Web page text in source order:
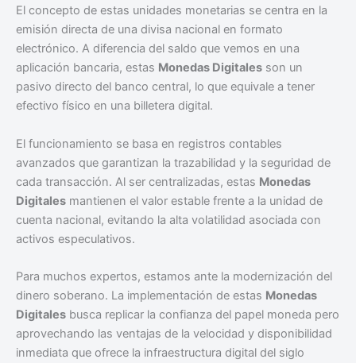
El concepto de estas unidades monetarias se centra en la
emisión directa de una divisa nacional en formato
electrónico. A diferencia del saldo que vemos en una
aplicación bancaria, estas Monedas Digitales son un
pasivo directo del banco central, lo que equivale a tener
efectivo físico en una billetera digital.
El funcionamiento se basa en registros contables
avanzados que garantizan la trazabilidad y la seguridad de
cada transacción. Al ser centralizadas, estas Monedas
Digitales mantienen el valor estable frente a la unidad de
cuenta nacional, evitando la alta volatilidad asociada con
activos especulativos.
Para muchos expertos, estamos ante la modernización del
dinero soberano. La implementación de estas Monedas
Digitales busca replicar la confianza del papel moneda pero
aprovechando las ventajas de la velocidad y disponibilidad
inmediata que ofrece la infraestructura digital del siglo